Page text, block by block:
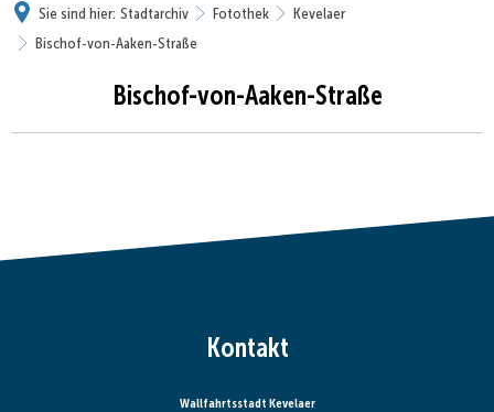
Sie sind hier: Stadtarchiv Fotothek
Kevelaer
Bischof-von-Aaken-Straße
Bischof-von-Aaken-Straße
Kontakt
Wallfahrtsstadt Kevelaer